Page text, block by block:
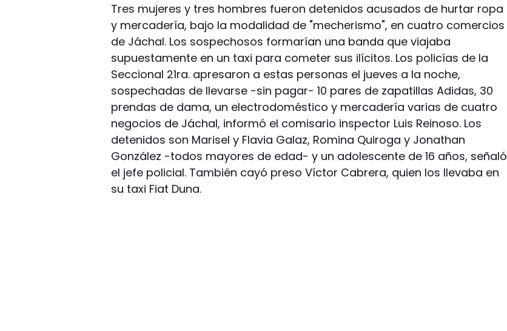
Tres mujeres y tres hombres fueron detenidos acusados de hurtar ropa
y mercadería, bajo la modalidad de "mecherismo", en cuatro comercios
de Jáchal. Los sospechosos formarían una banda que viajaba
supuestamente en un taxi para cometer sus ilícitos. Los policías de la
Seccional 21ra. apresaron a estas personas el jueves a la noche,
sospechadas de llevarse -sin pagar- 10 pares de zapatillas Adidas, 30
prendas de dama, un electrodoméstico y mercadería varias de cuatro
negocios de Jáchal, informó el comisario inspector Luis Reinoso. Los
detenidos son Marisel y Flavia Galaz, Romina Quiroga y Jonathan
González -todos mayores de edad- y un adolescente de 16 años, señaló
el jefe policial. También cayó preso Víctor Cabrera, quien los llevaba en
su taxi Fiat Duna.